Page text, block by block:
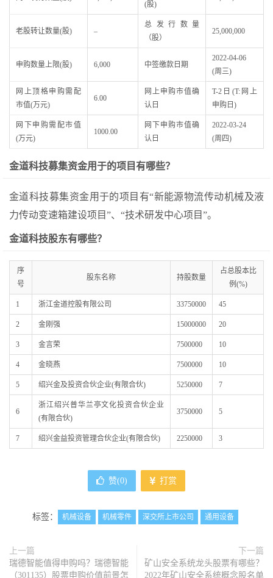
(股)
老股转让数量(股) –
总发行数量
（股）
25,000,000
申购数量上限(股) 6,000 中签缴款日期
2022-04-06
(周三)
网上顶格申购需配
市值(万元)
6.00
网上申购市值确
认日
T-2日(T:网上
申购日)
网下申购需配市值
(万元)
1000.00
网下申购市值确
认日
2022-03-24
(周四)
金道科技募集资金用于的项目有哪些？
金道科技募集资金用于的项目有“新能源物流传动机械及液
力传动变速箱建设项目”、“技术研发中心项目”。
金道科技股东有哪些？
序
号
股东名称 持股数量
占总股本比
例(%)
1 浙江金道控股有限公司 33750000 45
2 金刚强 15000000 20
3 金言荣 7500000 10
4 金晓燕 7500000 10
5 绍兴金及投资合伙企业(有限合伙) 5250000 7
6
浙江绍兴普华兰亭文化投资合伙企业
(有限合伙)
3750000 5
7 绍兴金益投资管理合伙企业(有限合伙) 2250000 3
赞(0) 打赏
标签： 机械设备 机械零件 深交所上市公司 通用设备
上一篇
瑞德智能值得申购吗？瑞德智能
（301135）股票申购价值前景怎
下一篇
矿山安全系统龙头股票有哪些？
2022年矿山安全系统概念股名单